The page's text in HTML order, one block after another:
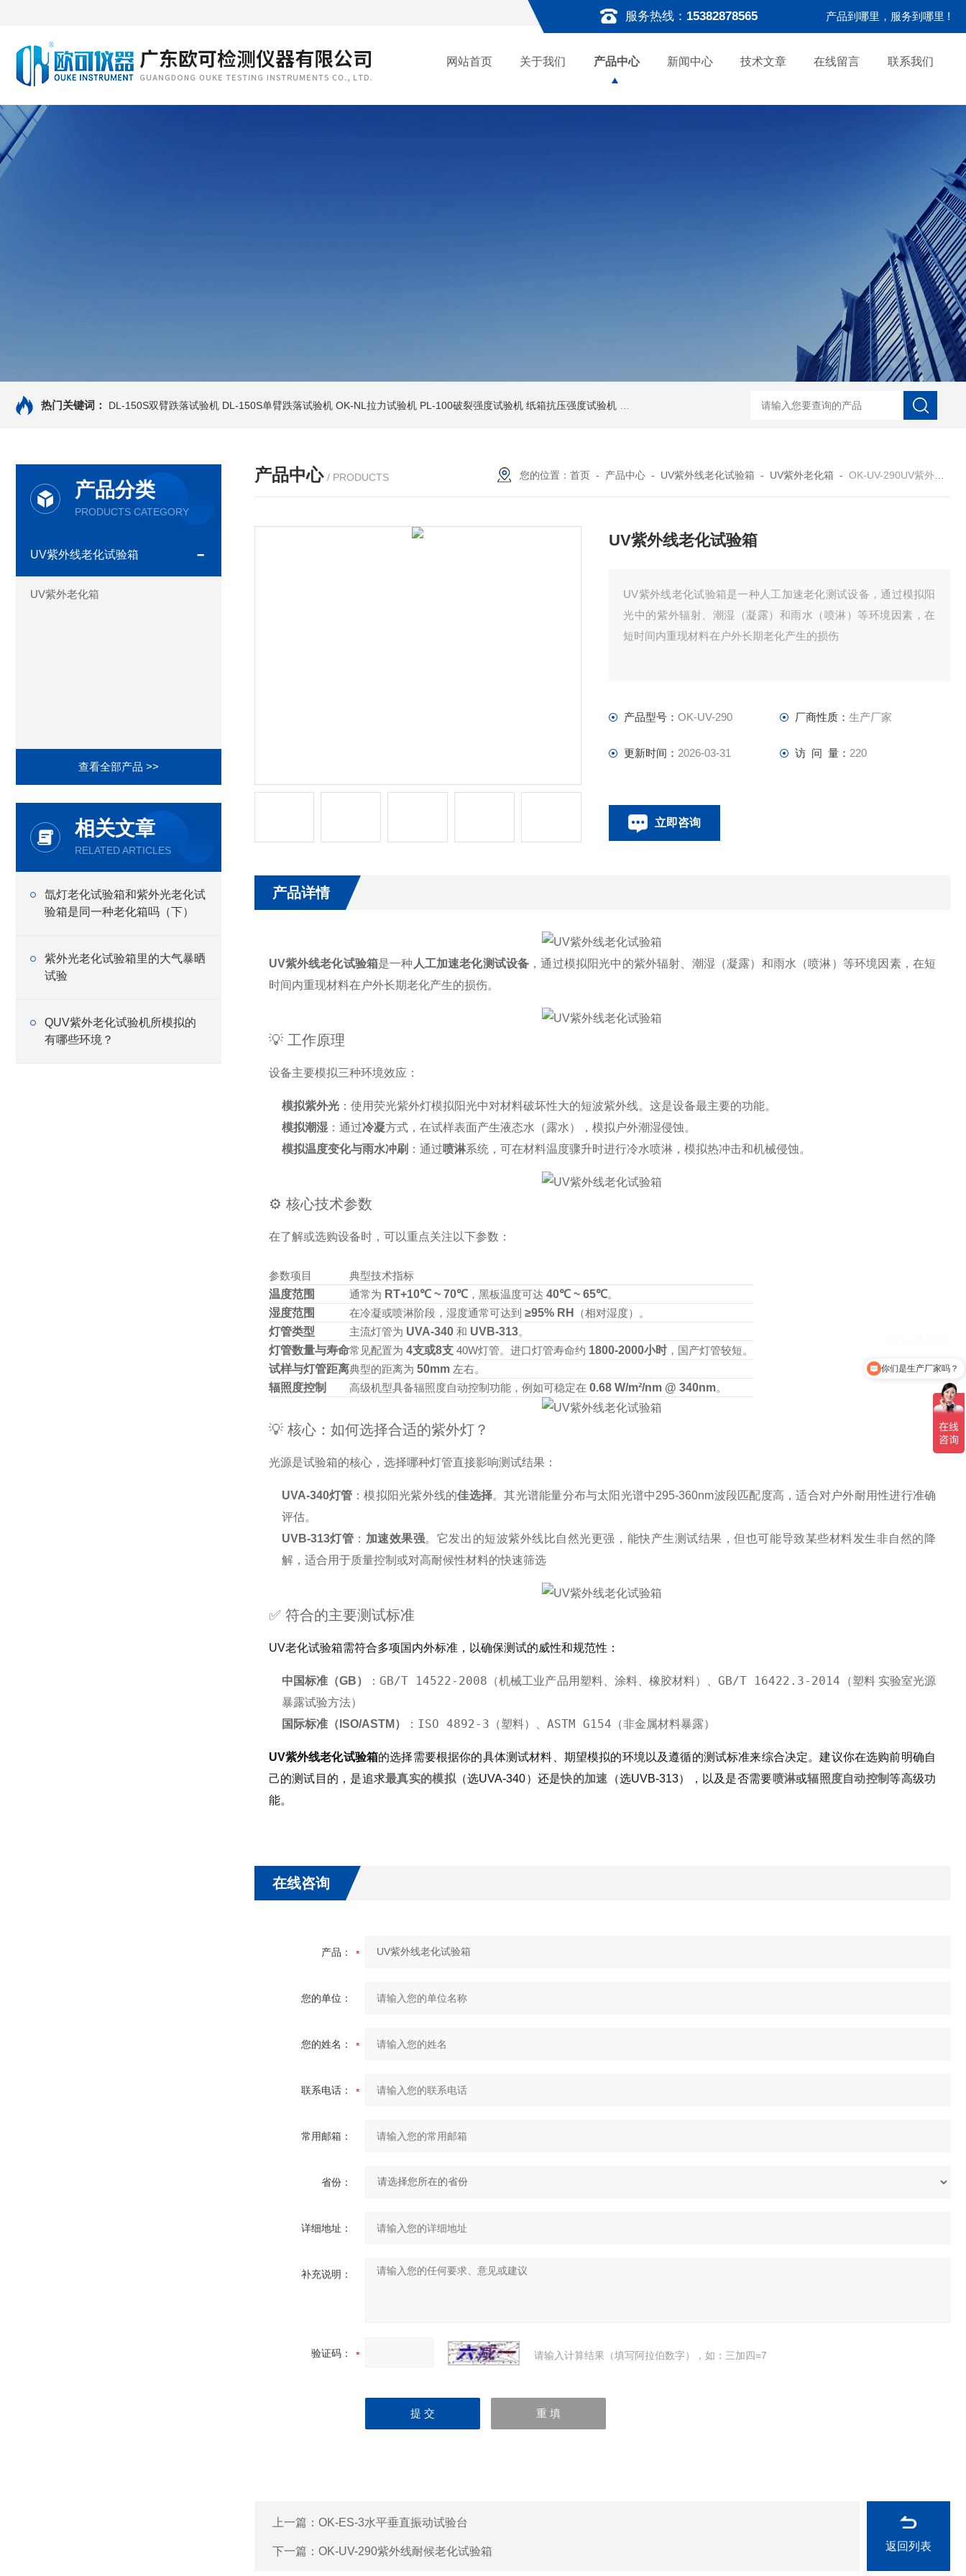
服务热线： 15382878565 产品到哪里，服务到哪里 !
网站首页 关于我们 产品中心 新闻中心 技术文章 在线留言 联系我们
热门关键词： DL-150S双臂跌落试验机 DL-150S单臂跌落试验机 OK-NL拉力试验机 PL-100破裂强度试验机 纸箱抗压强度试验机 OK-S-10加速度冲击试验机 DQY--150高低温低
产品分类
PRODUCTS CATEGORY
UV紫外线老化试验箱
UV紫外老化箱
查看全部产品 >>
相关文章
RELATED ARTICLES
氙灯老化试验箱和紫外光老化试
验箱是同一种老化箱吗（下）
紫外光老化试验箱里的大气暴晒
试验
QUV紫外老化试验机所模拟的
有哪些环境？
产品中心 / PRODUCTS 您的位置：首页 - 产品中心 - UV紫外线老化试验箱 - UV紫外老化箱 -OK-UV-290UV紫外线老化试验箱
UV紫外线老化试验箱
UV紫外线老化试验箱是一种人工加速老化测试设备，通过模拟阳
光中的紫外辐射、潮湿（凝露）和雨水（喷淋）等环境因素，在
短时间内重现材料在户外长期老化产生的损伤
产品型号：OK-UV-290 厂商性质： 生产厂家
更新时间： 2026-03-31 访 问 量： 220
立即咨询
产品详情
UV紫外线老化试验箱是一种 人工加速老化测试设备 ，通过模拟阳光中的紫外辐射、潮湿（凝露）和雨水（喷淋）等环境因素，在短
时间内重现材料在户外长期老化产生的损伤。
💡 工作原理
设备主要模拟三种环境效应：
模拟紫外光：使用荧光紫外灯模拟阳光中对材料破坏性大的短波紫外线。这是设备最主要的功能。
模拟潮湿：通过冷凝方式，在试样表面产生液态水（露水），模拟户外潮湿侵蚀。
模拟温度变化与雨水冲刷 ：通过喷淋系统，可在材料温度骤升时进行冷水喷淋，模拟热冲击和机械侵蚀。
⚙️ 核心技术参数
在了解或选购设备时，可以重点关注以下参数：
参数项目
典型技术指标
温度范围
通常为 RT+10℃ ~ 70℃，黑板温度可达 40℃ ~ 65℃。
湿度范围
在冷凝或喷淋阶段，湿度通常可达到 ≥95% RH
（相对湿度）。
灯管类型
主流灯管为 UVA-340和 UVB-313。
灯管数量与寿命常见配置为 4支或8支40W灯管。进口灯管寿命约 1800-2000小时，国产灯管较短。
试样与灯管距离典型的距离为 50mm左右。
辐照度控制
高级机型具备辐照度自动控制功能，例如可稳定在 0.68 W/m²/nm @ 340nm。
💡 核心：如何选择合适的紫外灯？
光源是试验箱的核心，选择哪种灯管直接影响测试结果：
UVA-340灯管 ：模拟阳光紫外线的佳选择。其光谱能量分布与太阳光谱中295-360nm波段匹配度高，适合对户外耐用性进行准确
评估。
UVB-313灯管 ： 加速效果强。它发出的短波紫外线比自然光更强，能快产生测试结果，但也可能导致某些材料发生非自然的降
解，适合用于质量控制或对高耐候性材料的快速筛选
✅ 符合的主要测试标准
UV老化试验箱需符合多项国内外标准，以确保测试的威性和规范性：
中国标准（GB） ： GB/T 14522-2008 （机械工业产品用塑料、涂料、橡胶材料）、GB/T 16422.3-2014 （塑料 实验室光源
暴露试验方法）
国际标准（ISO/ASTM）
： ISO 4892-3 （塑料）、 ASTM G154 （非金属材料暴露）
UV紫外线老化试验箱的选择需要根据你的具体测试材料、期望模拟的环境以及遵循的测试标准来综合决定。建议你在选购前明确自
己的测试目的，是追求最真实的模拟（选UVA-340）还是快的加速 （选UVB-313），以及是否需要喷淋或辐照度自动控制等高级功
能。
在线咨询
产品：
您的单位：
您的姓名：
联系电话：
常用邮箱：
省份：
详细地址：
补充说明：
验证码： 请输入计算结果（填写阿拉伯数字），如：三加四=7
上一篇： OK-ES-3水平垂直振动试验台
下一篇： OK-UV-290紫外线耐候老化试验箱 返回列表
你们是生产厂家吗？